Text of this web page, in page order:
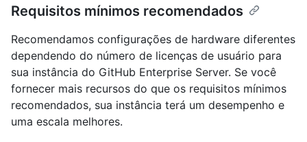
Requisitos mínimos recomendados
Recomendamos configurações de hardware diferentes
dependendo do número de licenças de usuário para
sua instância do GitHub Enterprise Server. Se você
fornecer mais recursos do que os requisitos mínimos
recomendados, sua instância terá um desempenho e
uma escala melhores.